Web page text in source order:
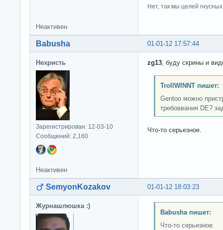
Нет, так мы целей
Неактивен
01-01-12 17:57:44
Babusha
Нехристь
Зарегистрирован: 12-03-10
Сообщений: 2,160
zg13 , буду скрины и
TrollWINNT пишет:
Gentoo можно
требоввания DE?
Что-то серьезное.
Неактивен
01-01-12 18:03:23
SemyonKozakov
Журнашлюшка :)
Babusha пишет:
Что-то серьезное.